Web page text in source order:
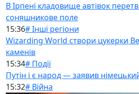
В Ірпені кладовище автівок
соняшникове поле
15:36# Інші регіони
Wizarding World створи цукерки
каменів
15:34# Події
Путін і є народ — заявив
15:32# Війна